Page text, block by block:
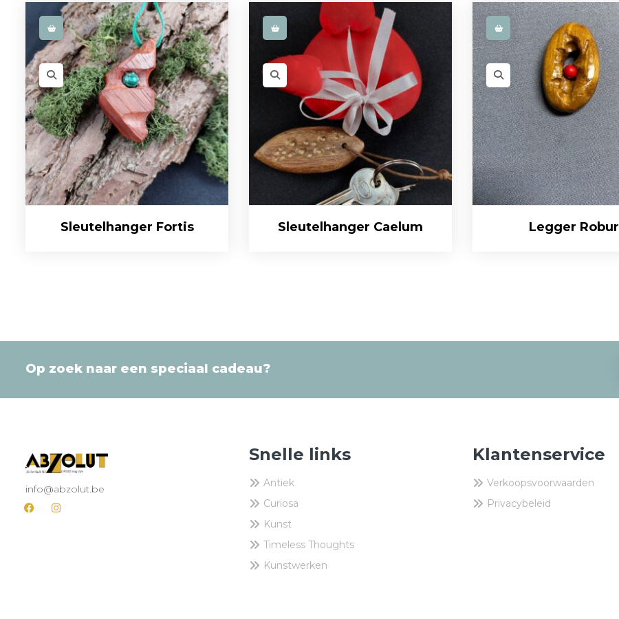
Sleutelhanger Fortis Sleutelhanger Caelum Legger Robur
Op zoek naar een speciaal cadeau?
info@abzolut.be
Snelle links
Antiek
Curiosa
Kunst
Timeless Thoughts
Kunstwerken
Klantenservice
Verkoopsvoorwaarden
Privacybeleid